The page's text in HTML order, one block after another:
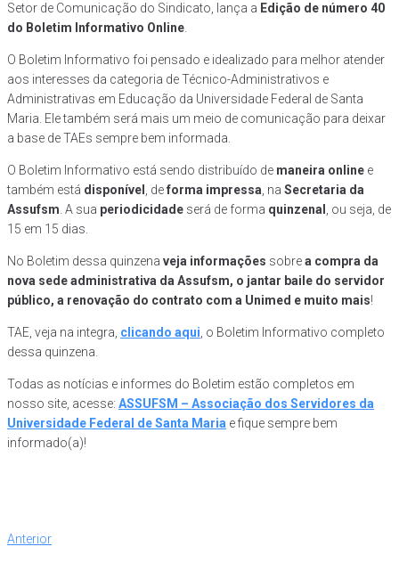
Setor de Comunicação do Sindicato, lança a Edição de número 40
do Boletim Informativo Online
O Boletim Informativo foi pensado e idealizado para melhor atender
aos interesses da categoria de Técnico-Administrativos e
Administrativas em Educação da Universidade Federal de Santa
Maria. Ele também será mais um meio de comunicação para deixar
a base de TAEs sempre bem informada.
O Boletim Informativo está sendo distribuído de maneira online e
também está disponível , deforma impressa , na Secretaria da
Assufsm . A sua periodicidade será de forma quinzenal
, ou seja, de
15 em 15 dias.
No Boletim dessa quinzena veja informações sobrea compra da
nova sede administrativa da Assufsm, o jantar baile do servidor
público, a renovação do contrato com a Unimed e muito mais!
TAE, veja na integra, clicando aqui , o Boletim Informativo completo
dessa quinzena.
Todas as notícias e informes do Boletim estão completos em
nosso site, acesse: ASSUFSM – Associação dos Servidores da
Universidade Federal de Santa Maria e fique sempre bem
informado(a)!
Navegação
Anterior
Anterior